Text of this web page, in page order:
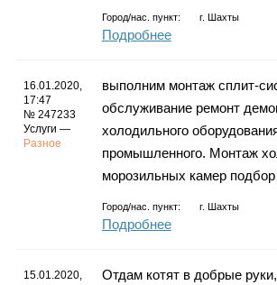
Фотогалерея
Город/нас. пункт: г. Шахты
Подробнее
16.01.2020,
17:47
№ 247233
Услуги —
Разное
выполним монтаж сплит-
обслуживание ремонт
холодильного
промышленного. Монтаж
морозильных камер
Город/нас. пункт: г. Шахты
Подробнее
15.01.2020,
Отдам котят в добрые